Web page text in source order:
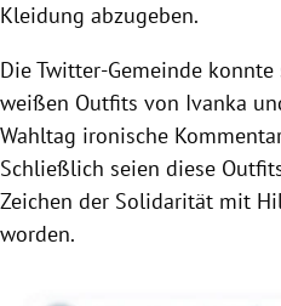
Kleidung abzugeben.
Die Twitter-Gemeinde
weißen Outfits von Ivanka
Wahltag ironische
Schließlich seien diese
Zeichen der Solidarität mit
worden.